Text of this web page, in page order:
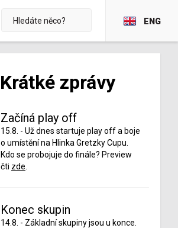
ENG
Krátké zprávy
Začíná play off
15.8. - Už dnes startuje play off a boje
o umístění na Hlinka Gretzky Cupu.
Kdo se probojuje do finále? Preview
čti zde
Konec skupin
14.8. - Základní skupiny jsou u konce.